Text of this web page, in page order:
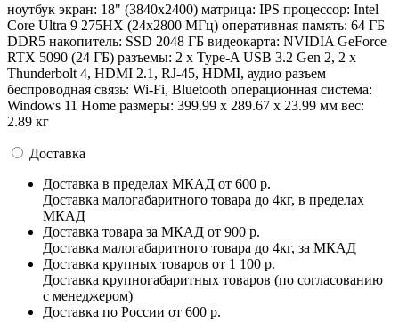
ноутбук экран: 18" (3840x2400) матрица: IPS процессор: Intel
Core Ultra 9 275HX (24x2800 МГц) оперативная память: 64 ГБ
DDR5 накопитель: SSD 2048 ГБ видеокарта: NVIDIA GeForce
RTX 5090 (24 ГБ) разъемы: 2 x Type-A USB 3.2 Gen 2, 2 x
Thunderbolt 4, HDMI 2.1, RJ-45, HDMI, аудио разъем
беспроводная связь: Wi-Fi, Bluetooth операционная система:
Windows 11 Home pазмеры: 399.99 x 289.67 x 23.99 мм вес:
2.89 кг
Доставка
Доставка в пределах МКАД от 600 р.
Доставка малогабаритного товара до 4кг, в пределах
МКАД
Доставка товара за МКАД от 900 р.
Доставка малогабаритного товара до 4кг, за МКАД
Доставка крупных товаров от 1 100 р.
Доставка крупногабаритных товаров (по согласованию
с менеджером)
Доставка по России от 600 р.